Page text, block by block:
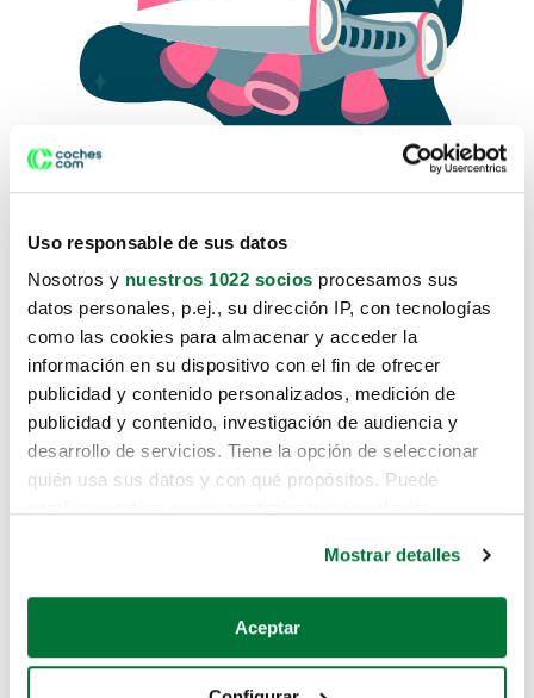
Uso responsable de sus datos
Nosotros y nuestros 1022 socios procesamos sus
datos personales, p.ej., su dirección IP, con tecnologías
como las cookies para almacenar y acceder la
información en su dispositivo con el fin de ofrecer
publicidad y contenido personalizados, medición de
publicidad y contenido, investigación de audiencia y
desarrollo de servicios. Tiene la opción de seleccionar
quién usa sus datos y con qué propósitos. Puede
Si lo permite, también quisiéramos:
Recopilar información sobre su ubicación geográfica
Mostrar detalles
Aceptar
Lo sentimos, no sabemos como
te hemos traido hasta aquí.
Pero puedes encontrar el coche que estás
buscando en alguno de estos enlaces:
Coches de segunda mano
Coches de km0